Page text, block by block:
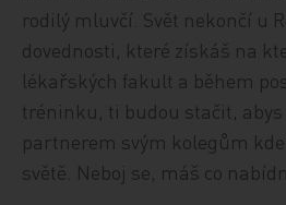
rodilý mluvčí. Svět nekončí u
dovednosti, které získáš na
lékařských fakult a během
tréninku, ti budou stačit, abys
partnerem svým kolegům
světě. Neboj se, máš co